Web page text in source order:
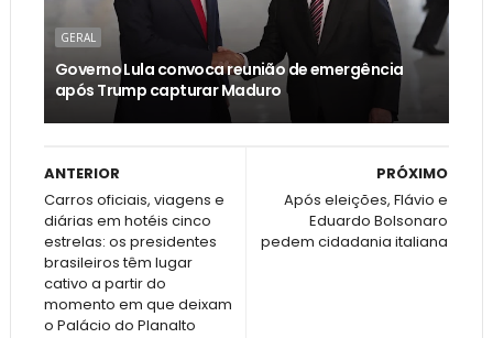
GERAL
Governo Lula convoca reunião de emergência
após Trump capturar Maduro
PRÓXIMO
Após eleições, Flávio e
Eduardo Bolsonaro
pedem cidadania italiana
ANTERIOR
Carros oficiais, viagens e
diárias em hotéis cinco
estrelas: os presidentes
brasileiros têm lugar
cativo a partir do
momento em que deixam
o Palácio do Planalto